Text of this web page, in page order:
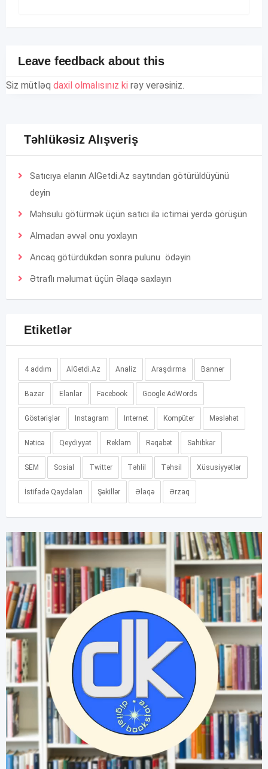
Leave feedback about this
Siz mütləq daxil olmalısınız ki rəy verəsiniz.
Təhlükəsiz Alışveriş
Satıcıya elanın AlGetdi.Az saytından götürüldüyünü
deyin
Məhsulu götürmək üçün satıcı ilə ictimai yerdə görüşün
Almadan əvvəl onu yoxlayın
Ancaq götürdükdən sonra pulunu ödəyin
Ətraflı məlumat üçün Əlaqə saxlayın
Etiketlər
4 addım AlGetdi.Az Analiz Araşdırma Banner
Bazar Elanlar Facebook Google AdWords
Göstərişlər Instagram Internet Kompüter Məsləhət
Nəticə Qeydiyyat Reklam Rəqabət Sahibkar
SEM Sosial Twitter Təhlil Təhsil Xüsusiyyətlər
İstifadə Qaydaları Şəkillər Əlaqə Ərzaq